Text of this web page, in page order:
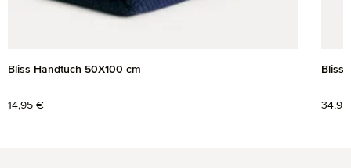
Bliss Handtuch 50X100 cm
Regulärer Preis:
14,95 €
Bliss